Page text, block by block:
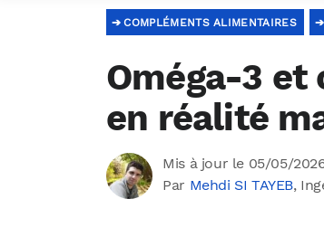
COMPLÉMENTS ALIMENTAIRES
Oméga-3 et
en réalité
Mis à jour le 05/05/
Par Mehdi SI TAYEB,